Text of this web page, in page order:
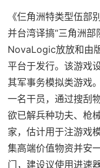
《仨角洲特类型伍
并台湾译搞“三角洲
NovaLogic放放和由
平台于发行。该游戏
其军事务模拟类游戏
一名干员，通过搜刮
欲已解兵种功夫、枪
家，估计用于注游戏
集高端价值物资并安
门，建设议使用进速